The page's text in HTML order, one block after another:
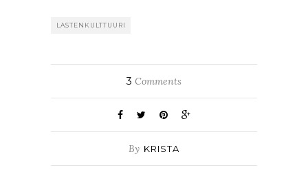
LASTENKULTTUURI
3 Comments
By KRISTA